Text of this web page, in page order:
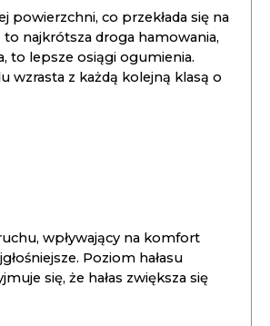
powierzchni, co przekłada się na
to najkrótsza droga hamowania,
to lepsze osiągi ogumienia.
wzrasta z każdą kolejną klasą o
wpływający na komfort
Poziom hałasu
się, że hałas zwiększa się